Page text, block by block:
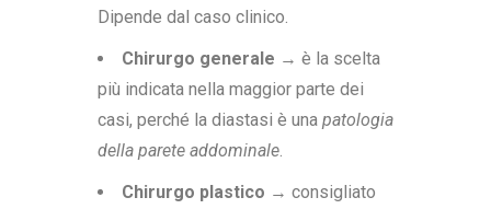
Dipende dal caso clinico.
Chirurgo generale → è la scelta
più indicata nella maggior parte dei
casi, perché la diastasi è una patologia
della parete addominale
Chirurgo plastico → consigliato